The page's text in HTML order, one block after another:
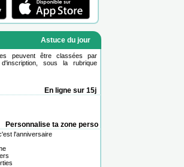
Astuce du jour
peuvent être classées par
sous la rubrique
En ligne sur 15j
Personnalise ta zone perso
l'anniversaire